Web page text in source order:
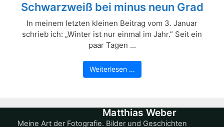
Schwarzweiß bei minus neun Grad
In meinem letzten kleinen Beitrag vom 3. Januar
schrieb ich: „Winter ist nur einmal im Jahr.” Seit ein
paar Tagen ...
Weiterlesen …
Matthias Weber
Meine Art der Fotografie. Bilder und Geschichten